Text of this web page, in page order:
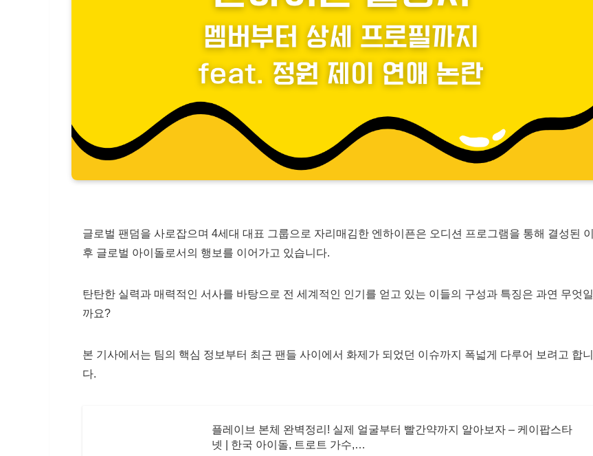
글로벌 팬덤을 사로잡으며 4세대 대표 그룹으로 자리매김한 엔하이픈은 오디션 프로그램을 통해 결성된 이
후 글로벌 아이돌로서의 행보를 이어가고 있습니다.
탄탄한 실력과 매력적인 서사를 바탕으로 전 세계적인 인기를 얻고 있는 이들의 구성과 특징은 과연 무엇일
까요?
본 기사에서는 팀의 핵심 정보부터 최근 팬들 사이에서 화제가 되었던 이슈까지 폭넓게 다루어 보려고 합니
다.
플레이브 본체 완벽정리! 실제 얼굴부터 빨간약까지 알아보자 – 케이팝스타
넷 | 한국 아이돌, 트로트 가수,…